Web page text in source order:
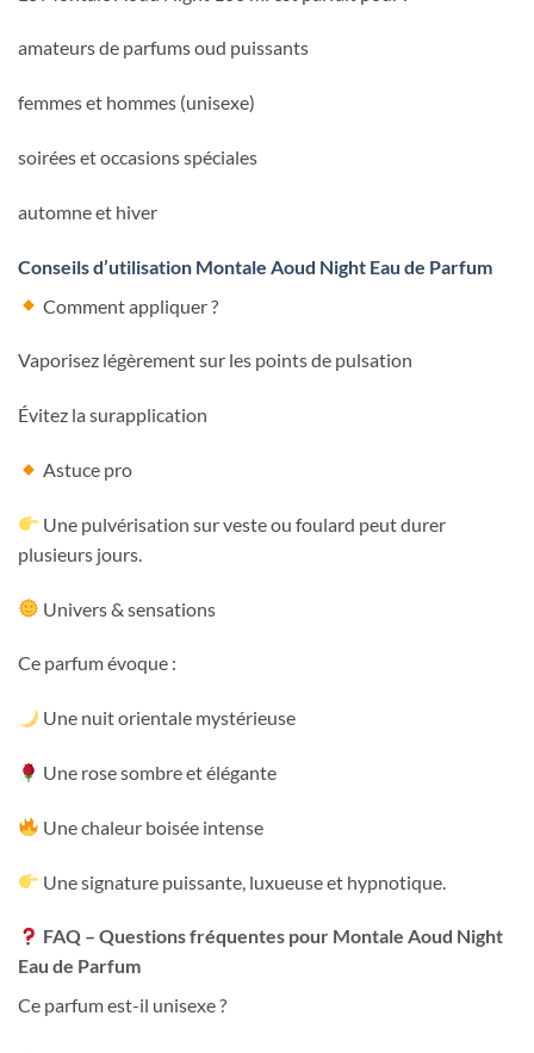
amateurs de parfums oud puissants
femmes et hommes (unisexe)
soirées et occasions spéciales
automne et hiver
Conseils d’utilisation Montale Aoud Night Eau de Parfum
Comment appliquer ?
Vaporisez légèrement sur les points de pulsation
Évitez la surapplication
Astuce pro
Une pulvérisation sur veste ou foulard peut durer
plusieurs jours.
Univers & sensations
Ce parfum évoque :
Une nuit orientale mystérieuse
Une rose sombre et élégante
Une chaleur boisée intense
Une signature puissante, luxueuse et hypnotique.
FAQ – Questions fréquentes pour Montale Aoud Night
Eau de Parfum
Ce parfum est-il unisexe ?